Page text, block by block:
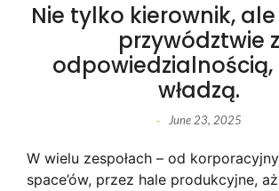
Nie tylko kierownik,
przywództwie z
odpowiedzialnością,
władzą.
- June 23, 2025
W wielu zespołach – od
space’ów, przez hale produkcyjne,